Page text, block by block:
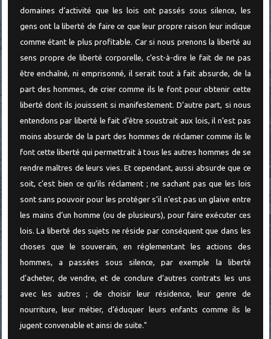
domaines d’activité que les lois ont passés sous silence, les
gens ont la liberté de faire ce que leur propre raison leur indique
comme étant le plus profitable. Car si nous prenons la liberté au
sens propre de liberté corporelle, c’est-à-dire le fait de ne pas
être enchaîné, ni emprisonné, il serait tout à fait absurde, de la
part des hommes, de crier comme ils le font pour obtenir cette
liberté dont ils jouissent si manifestement. D’autre part, si nous
entendons par liberté le fait d’être soustrait aux lois, il n’est pas
moins absurde de la part des hommes de réclamer comme ils le
font cette liberté qui permettrait à tous les autres hommes de se
rendre maîtres de leurs vies. Et cependant, aussi absurde que ce
soit, c'est bien ce qu’ils réclament ; ne sachant pas que les lois
sont sans pouvoir pour les protéger s’il n’est pas un glaive entre
les mains d’un homme (ou de plusieurs), pour faire exécuter ces
lois. La liberté des sujets ne réside par conséquent que dans les
choses que le souverain, en réglementant les actions des
hommes, a passées sous silence, par exemple la liberté
d’acheter, de vendre, et de conclure d’autres contrats les uns
avec les autres ; de choisir leur résidence, leur genre de
nourriture, leur métier, d’éduquer leurs enfants comme ils le
jugent convenable et ainsi de suite."